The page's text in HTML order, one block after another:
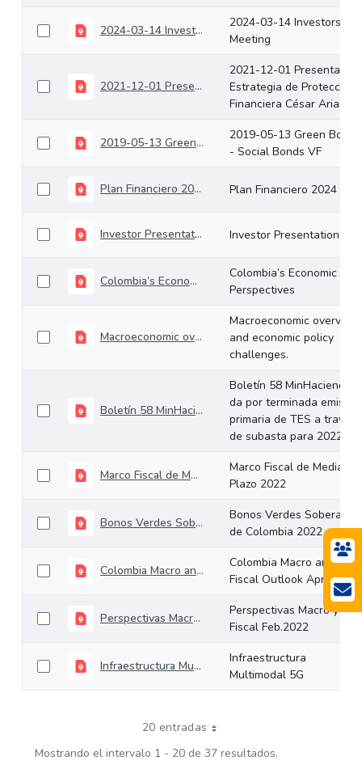
2024-03-14 Investors Meeting
2024-03-14 Investors
Meeting
2021-12-01 Presentación Estrategia de Protección Financiera César Arias
2021-12-01 Presentación
Estrategia de Protección
Financiera César Arias
2019-05-13 Green Bonds - Social Bonds VF
2019-05-13 Green Bonds
- Social Bonds VF
Plan Financiero 2024 Plan Financiero 2024
Investor Presentation Investor Presentation
Colombia’s Economic Perspectives
Colombia’s Economic
Perspectives
Macroeconomic overview and economic policy challenges.
Macroeconomic overview
and economic policy
challenges.
Boletín 58 MinHacienda da por terminada emisión primaria de TES a través de subasta para 2022
Boletín 58 MinHacienda
da por terminada emisión
primaria de TES a través
de subasta para 2022
Marco Fiscal de Mediano Plazo 2022
Marco Fiscal de Mediano
Plazo 2022
Bonos Verdes Soberanos de Colombia 2022
Bonos Verdes Soberanos
de Colombia 2022
Colombia Macro and Fiscal Outlook April 2022
Colombia Macro and
Fiscal Outlook April 2022
Perspectivas Macro y Fiscal Feb.2022
Perspectivas Macro y
Fiscal Feb.2022
Infraestructura Multimodal 5G
Infraestructura
Multimodal 5G
20 entradas
Mostrando el intervalo 1 - 20 de 37 resultados.